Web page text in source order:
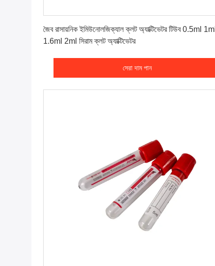
জৈব রাসায়নিক ইমিউনোলজিক্যাল ক্লট অ্যাক্টিভেটর টিউব 0.5ml 1ml
1.6ml 2ml সিরাম ক্লট অ্যাক্টিভেটর
সেরা দাম পান